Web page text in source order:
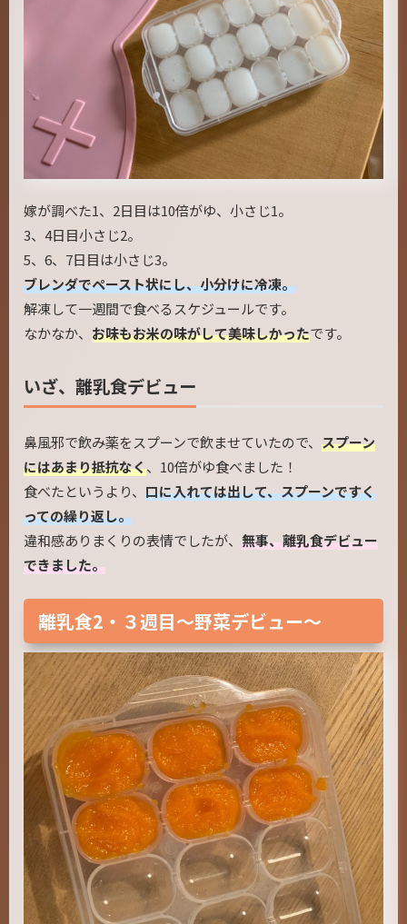
嫁が調べた1、2日目は10倍がゆ、小さじ1。
3、4日目小さじ2。
5、6、7日目は小さじ3。
ブレンダでペースト状にし、小分けに冷凍。
解凍して一週間で食べるスケジュールです。
なかなか、 お味もお米の味がして美味しかったです。
いざ、離乳食デビュー
鼻風邪で飲み薬をスプーンで飲ませていたので、 スプーン
にはあまり抵抗なく、10倍がゆ食べました！
食べたというより、 口に入れては出して、スプーンですく
っての繰り返し。
違和感ありまくりの表情でしたが、 無事、離乳食デビュー
できました。
離乳食2・３週目～野菜デビュー～